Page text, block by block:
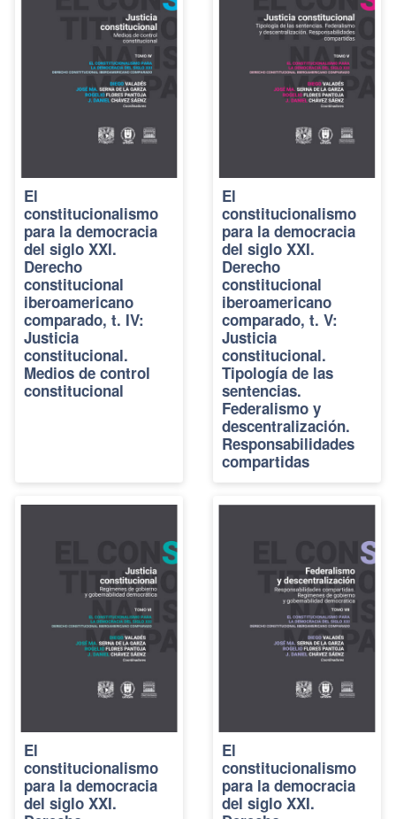
El
constitucionalismo
para la democracia
del siglo XXI.
Derecho
constitucional
iberoamericano
comparado, t. IV:
Justicia
constitucional.
Medios de control
constitucional
El
constitucionalismo
para la democracia
del siglo XXI.
Derecho
constitucional
iberoamericano
comparado, t. V:
Justicia
constitucional.
Tipología de las
sentencias.
Federalismo y
descentralización.
Responsabilidades
compartidas
El
constitucionalismo
para la democracia
del siglo XXI.
El
constitucionalismo
para la democracia
del siglo XXI.